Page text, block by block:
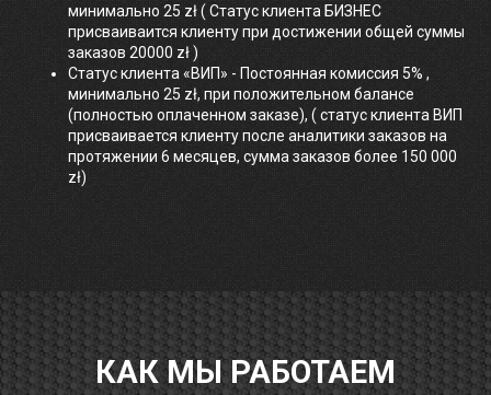
минимально 25 zł ( Статус клиента БИЗНЕС
присваиваится клиенту при достижении общей суммы
заказов 20000 zł )
Статус клиента «ВИП» - Постоянная комиссия 5% ,
минимально 25 zł, при положительном балансе
(полностью оплаченном заказе), ( статус клиента ВИП
присваивается клиенту после аналитики заказов на
протяжении 6 месяцев, сумма заказов более 150 000
zł)
КАК МЫ РАБОТАЕМ